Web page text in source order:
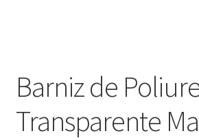
Barniz de
Transparente